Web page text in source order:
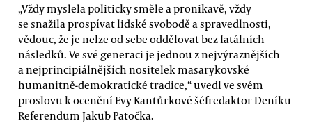
„Vždy myslela politicky směle a pronikavě, vždy
se snažila prospívat lidské svobodě a spravedlnosti,
vědouc, že je nelze od sebe oddělovat bez fatálních
následků. Ve své generaci je jednou z nejvýraznějších
a nejprincipiálnějších nositelek masarykovské
humanitně-demokratické tradice,“ uvedl ve svém
proslovu k ocenění Evy Kantůrkové šéfredaktor Deníku
Referendum Jakub Patočka.